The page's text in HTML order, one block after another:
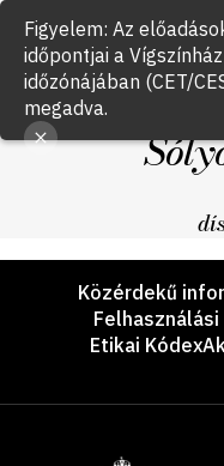
LáblécKözérdekű
Etikai Kódex
Figyelem: Az
időpontjai a
időzónájában (CET/
megadva.